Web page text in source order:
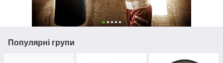
Популярні групи